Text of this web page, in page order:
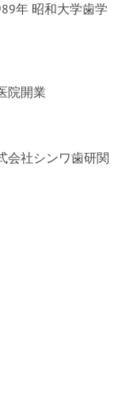
年 昭和大学歯学
院開業
会社シンワ歯研関